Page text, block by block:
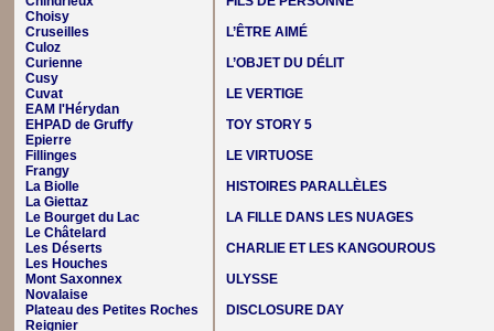
Choisy
Cruseilles
Culoz
Curienne
Cusy
Cuvat
EAM l'Hérydan
EHPAD de Gruffy
Epierre
Fillinges
Frangy
La Biolle
La Giettaz
Le Bourget du Lac
Le Châtelard
Les Déserts
Les Houches
Mont Saxonnex
Novalaise
Plateau des Petites Roches
Reignier
L’ÊTRE AIMÉ
L’OBJET DU DÉLIT
LE VERTIGE
TOY STORY 5
LE VIRTUOSE
HISTOIRES PARALLÈLES
LA FILLE DANS LES NUAGES
CHARLIE ET LES KANGOUROUS
ULYSSE
DISCLOSURE DAY